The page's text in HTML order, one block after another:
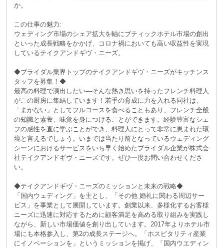
か。
この仕事の魅力:
ウェディング市場のシェア拡大を軸にブティックホテル市場の創出
といった成長戦略をかかげ、コロナ禍においても高い収益性を実現
しているテイクアンドギヴ・ニーズ。
◆ブライダル業界トップのテイクアンドギヴ・ニーズがキッチンス
タッフを募集！◆
最高の料理で演出したい―そんな熱き思いを持ったフレンチ料理人
がこの厨房に集結しています！若手の育成に力を入れる同社は、
「まかない」としてフルコースを食べることもあり、フレンチ全般
の知識と素養、味覚を身につけることができます。経験豊富なシェ
フの感性を直に学ぶことができ、料理人にとって非常に恵まれた環
境と言えるでしょう。いまでは当たり前となっているウェディング
シーンにおけるサービスをいち早く始めたブライダル企業が株式会
社テイクアンドギヴ・ニーズです。ぜひ一度お問い合わせくださ
い。
◆テイクアンドギヴ・ニーズのミッションと未来の戦略◆
「国内ウェディング」を主とし、「その他 婚礼に関わる周辺サー
ビス」を事業として展開しています。創業以来、多様化するお客様
ニーズに迅速に対応するために顧客満足を高める取り組みを実践し
ながら、新しい市場価値を創り出しています。2017年よりホテル市
場にも本格参入し、第2の成長ステージへ。「ホスピタリティ産業
にイノベーションを」というミッションを掲げ、「国内ウエディン